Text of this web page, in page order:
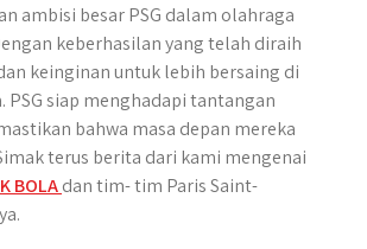
ambisi besar PSG dalam olahraga
keberhasilan yang telah diraih
keinginan untuk lebih bersaing di
PSG siap menghadapi tantangan
bahwa masa depan mereka
terus berita dari kami mengenai
BOLAdan tim- tim Paris Saint-